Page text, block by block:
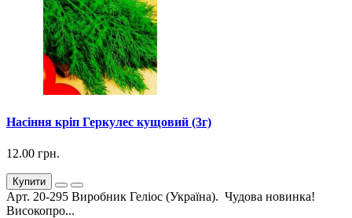
Насіння кріп Геркулес кущовий (3г)
12.00 грн.
Купити
Арт. 20-295 Виробник Геліос (Україна). Чудова новинка!
Високопро...